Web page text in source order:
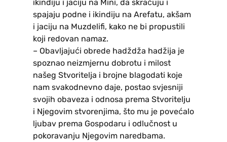
ikindiju i jaciju na Mini, da skraćuju i
spajaju podne i ikindiju na Arefatu, akšam
i jaciju na Muzdelifi, kako ne bi propustili
koji redovan namaz.
– Obavljajući obrede hadždža hadžija je
spoznao neizmjernu dobrotu i milost
našeg Stvoritelja i brojne blagodati koje
nam svakodnevno daje, postao svjesniji
svojih obaveza i odnosa prema Stvoritelju
i Njegovim stvorenjima, što mu je povećalo
ljubav prema Gospodaru i odlučnost u
pokoravanju Njegovim naredbama.